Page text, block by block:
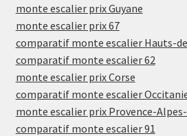
monte escalier prix Guyane
monte escalier prix 67
comparatif monte escalier Hauts-
comparatif monte escalier 62
monte escalier prix Corse
comparatif monte escalier
monte escalier prix Provence-
comparatif monte escalier 91